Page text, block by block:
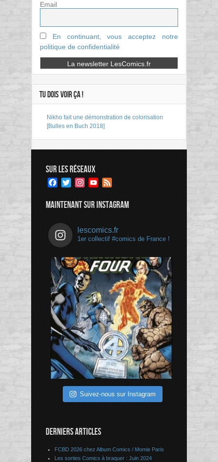
Email
En continuant, vous acceptez notre
politique de confidentialité
TU DOIS VOIR ÇA !
Nikho fait une démonstration de colorisation
[Bulles en Buch 2018]
SUR LES RÉSEAUX
Facebook
TwitterInstagramYouTube
MAINTENANT SUR INSTAGRAM
lescomics.fr
1er collectif #comics de France !
Suivez-nous sur Instagram
DERNIERS ARTICLES
FCBD 2026 chez Album Comics / Momie Paris
Les sorties Comics à braquer : Juin 2024